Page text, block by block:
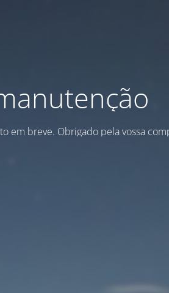
em breve. Obrigado pela vossa